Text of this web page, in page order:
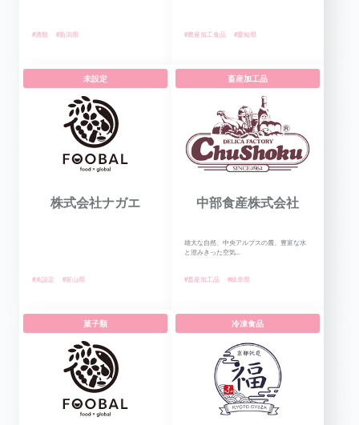
#酒類 #新潟県 #農産加工食品 #愛知県
未設定
株式会社ナガエ
#未設定 #富山県
畜産加工品
中部食産株式会社
雄大な自然、中央アルプスの麓、豊富な水
と澄みきった空気...
#畜産加工品 #岐阜県
菓子類 冷凍食品